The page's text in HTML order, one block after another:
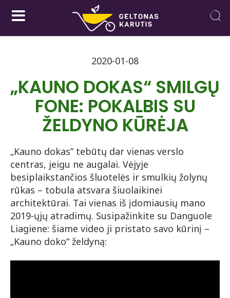
2020-01-08
„KAUNO DOKAS“ SMILGŲ
FONE: POKALBIS SU
ŽELDYNO KŪRĖJA
„Kauno dokas” tebūtų dar vienas verslo
centras, jeigu ne augalai. Vėjyje
besiplaikstančios šluotelės ir smulkių žolynų
rūkas – tobula atsvara šiuolaikinei
architektūrai. Tai vienas iš įdomiausių mano
2019-ųjų atradimų. Susipažinkite su Danguole
Liagiene: šiame video ji pristato savo kūrinį –
„Kauno doko“ želdyną: